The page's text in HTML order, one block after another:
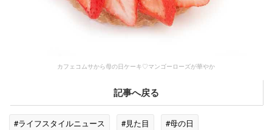
カフェコムサから母の日ケーキ♡マンゴーローズが華やか
記事へ戻る
#ライフスタイルニュース #見た目 #母の日